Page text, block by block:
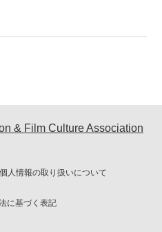
個人情報の取り扱いについて
に基づく表記